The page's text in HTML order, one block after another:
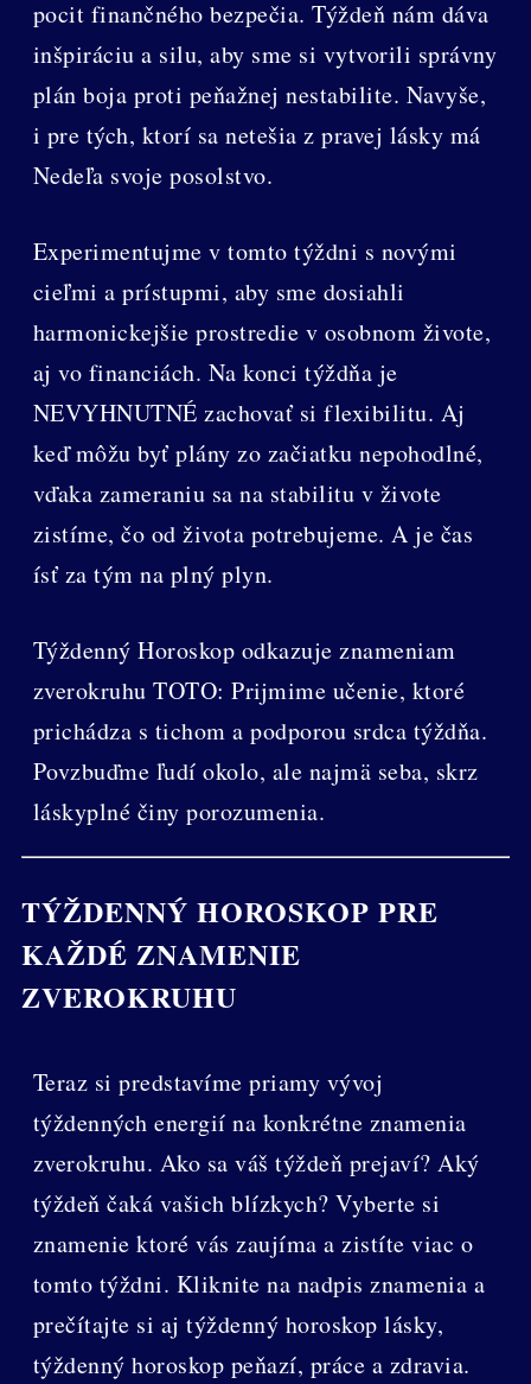
pocit finančného bezpečia. Týždeň nám dáva
inšpiráciu a silu, aby sme si vytvorili správny
plán boja proti peňažnej nestabilite. Navyše,
i pre tých, ktorí sa netešia z pravej lásky má
Nedeľa svoje posolstvo.
Experimentujme v tomto týždni s novými
cieľmi a prístupmi, aby sme dosiahli
harmonickejšie prostredie v osobnom živote,
aj vo financiách. Na konci týždňa je
NEVYHNUTNÉ zachovať si flexibilitu. Aj
keď môžu byť plány zo začiatku nepohodlné,
vďaka zameraniu sa na stabilitu v živote
zistíme, čo od života potrebujeme. A je čas
ísť za tým na plný plyn.
Týždenný Horoskop odkazuje znameniam
zverokruhu TOTO: Prijmime učenie, ktoré
prichádza s tichom a podporou srdca týždňa.
Povzbuďme ľudí okolo, ale najmä seba, skrz
láskyplné činy porozumenia.
TÝŽDENNÝ HOROSKOP PRE
KAŽDÉ ZNAMENIE
ZVEROKRUHU
Teraz si predstavíme priamy vývoj
týždenných energií na konkrétne znamenia
zverokruhu. Ako sa váš týždeň prejaví? Aký
týždeň čaká vašich blízkych? Vyberte si
znamenie ktoré vás zaujíma a zistíte viac o
tomto týždni. Kliknite na nadpis znamenia a
prečítajte si aj týždenný horoskop lásky,
týždenný horoskop peňazí, práce a zdravia.